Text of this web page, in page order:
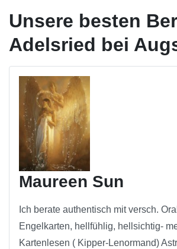
Unsere besten
Adelsried bei
Maureen Sun
Ich berate authentisch mit versch.
Engelkarten, hellfühlig, hellsichtig-
Kartenlesen ( Kipper-Lenormand)